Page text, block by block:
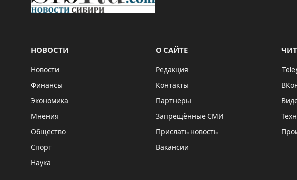
НОВОСТИ
Новости
Финансы
Экономика
Мнения
Общество
Спорт
Наука
О САЙТЕ
Редакция
Контакты
Партнёры
Запрещённые СМИ
Прислать новость
Вакансии